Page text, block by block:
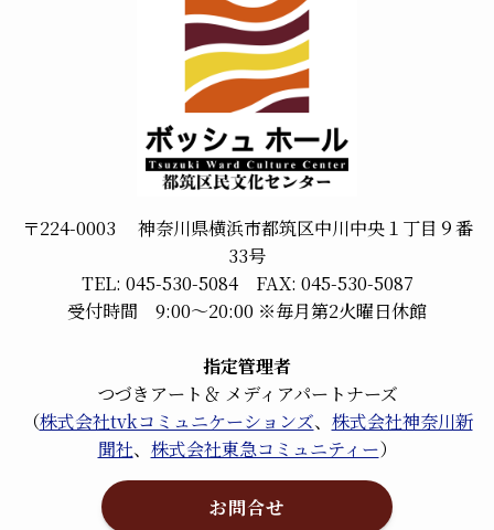
〒224-0003 神奈川県横浜市都筑区中川中央１丁目９番
33号
TEL: 045-530-5084 FAX: 045-530-5087
受付時間 9:00～20:00 ※毎月第2火曜日休館
指定管理者
つづきアート＆ メディアパートナーズ
（株式会社tvkコミュニケーションズ、 株式会社神奈川新
聞社、 株式会社東急コミュニティー）
お問合せ